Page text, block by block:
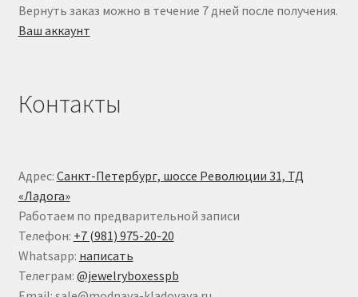
Вернуть заказ можно в течение 7 дней после получения.
Ваш аккаунт
Контакты
Адрес: Санкт-Петербург, шоссе Революции 31, ТД
«Ладога»
Работаем по предварительной записи
Телефон: +7 (981) 975-20-20
Whatsapp: написать
Телеграм: @jewelryboxesspb